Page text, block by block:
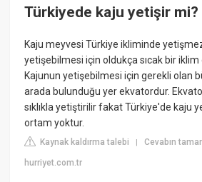
Türkiyede kaju yetişir mi?
Kaju meyvesi Türkiye ikliminde
yetişebilmesi için oldukça sıcak bir
Kajunun yetişebilmesi için gerekli olan
arada bulunduğu yer ekvatordur.
sıklıkla yetiştirilir fakat Türkiye'de kaju
ortam yoktur.
Kaynak kaldırma talebi |Cevabın
hurriyet.com.tr